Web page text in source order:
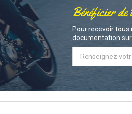
Bénéficier de
Pour recevoir tous
documentation